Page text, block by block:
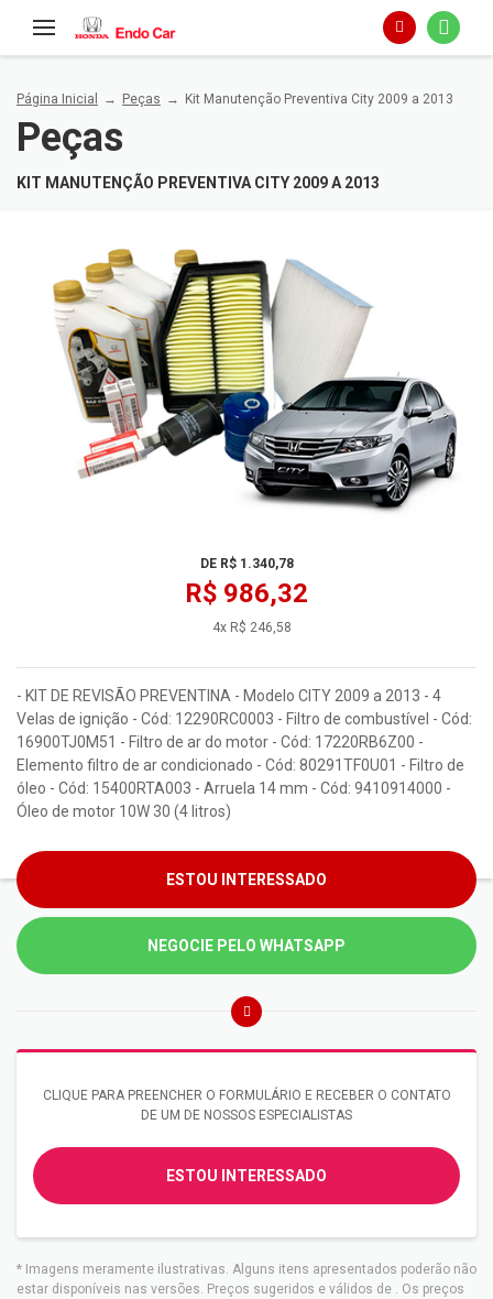
Página Inicial Peças Kit Manutenção Preventiva City 2009 a 2013
Peças
KIT MANUTENÇÃO PREVENTIVA CITY 2009 A 2013
DE R$ 1.340,78
R$ 986,32
4x R$ 246,58
- KIT DE REVISÃO PREVENTINA - Modelo CITY 2009 a 2013 - 4
Velas de ignição - Cód: 12290RC0003 - Filtro de combustível - Cód:
16900TJ0M51 - Filtro de ar do motor - Cód: 17220RB6Z00 -
Elemento filtro de ar condicionado - Cód: 80291TF0U01 - Filtro de
óleo - Cód: 15400RTA003 - Arruela 14 mm - Cód: 9410914000 -
Óleo de motor 10W 30 (4 litros)
ESTOU INTERESSADO
NEGOCIE PELO WHATSAPP
CLIQUE PARA PREENCHER O FORMULÁRIO E RECEBER O CONTATO
DE UM DE NOSSOS ESPECIALISTAS
ESTOU INTERESSADO
* Imagens meramente ilustrativas. Alguns itens apresentados poderão não
estar disponíveis nas versões. Preços sugeridos e válidos de
. Os preços